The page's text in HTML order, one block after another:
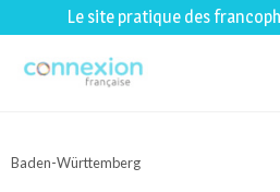
Le site pratique des
Baden-Württemberg